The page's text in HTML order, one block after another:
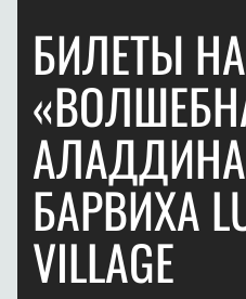
БИЛЕТЫ
БАРВИХА
VILLAGE